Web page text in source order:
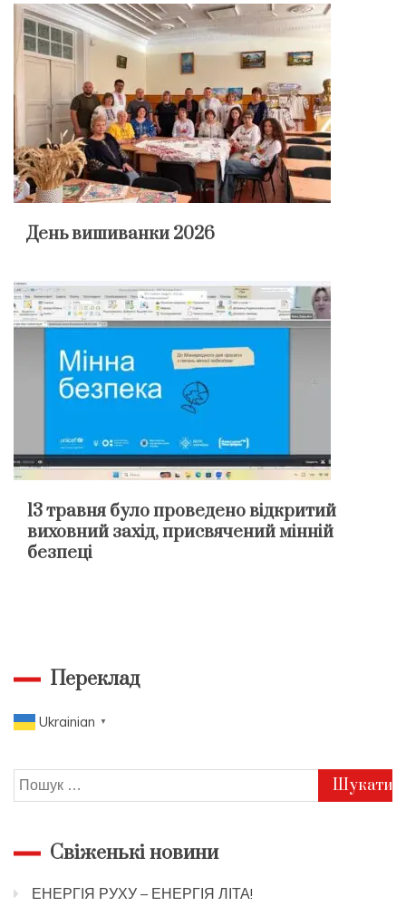
День вишиванки 2026
13 травня було проведено відкритий
виховний захід, присвячений мінній
безпеці
Переклад
Ukrainian ▼
Пошук:
Свіженькі новини
ЕНЕРГІЯ РУХУ – ЕНЕРГІЯ ЛІТА!